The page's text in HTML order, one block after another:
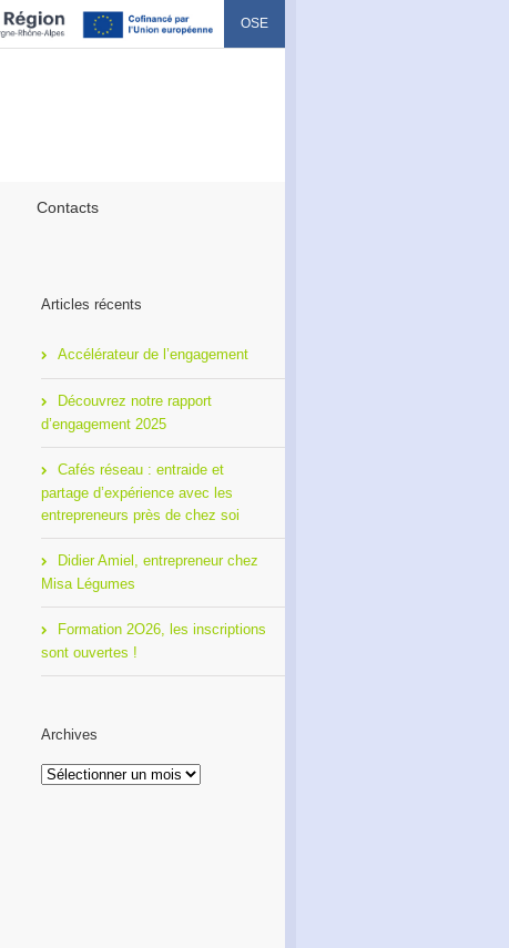
OSE
Contacts
Articles récents
Accélérateur de l’engagement
Découvrez notre rapport
d’engagement 2025
Cafés réseau : entraide et
partage d’expérience avec les
entrepreneurs près de chez soi
Didier Amiel, entrepreneur chez
Misa Légumes
Formation 2O26, les inscriptions
sont ouvertes !
Archives
Archives